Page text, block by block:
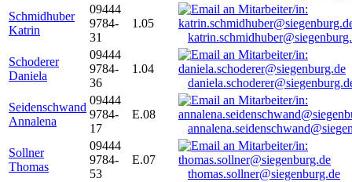
Schmidhuber
Katrin
09444
9784-
31
1.05
Schoderer
Daniela
09444
9784-
36
1.04
Seidenschwand
Annalena
09444
9784-
17
E.08
Sollner
Thomas
09444
9784-
53
E.07
thomas.sollner@siegenburg.de